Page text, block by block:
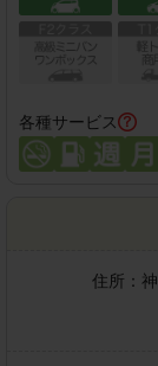
各種サービス
住所：